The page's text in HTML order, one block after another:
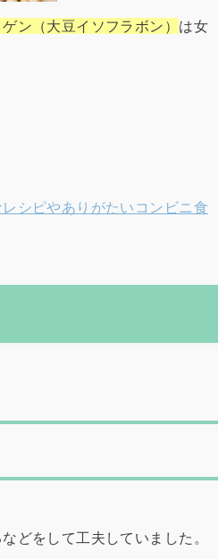
ン（大豆イソフラボン） は女
シピやありがたいコンビニ食
どをして工夫していました。